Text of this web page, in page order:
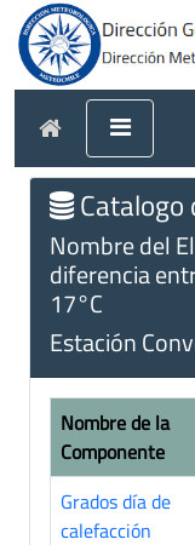
Catalogo
Nombre del
diferencia
17°C
Estación
Nombre de la
Componente
Grados día de
calefacción